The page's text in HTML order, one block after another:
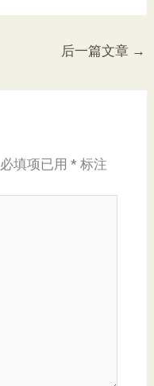
后一篇文章 →
必填项已用 * 标注